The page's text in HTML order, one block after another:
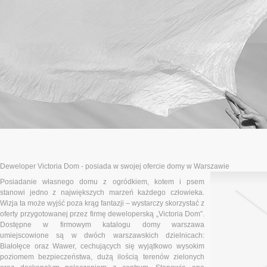
Deweloper Victoria Dom - posiada w swojej ofercie domy w Warszawie
Posiadanie własnego domu z ogródkiem, kotem i psem
stanowi jedno z największych marzeń każdego człowieka.
Wizja ta może wyjść poza krąg fantazji – wystarczy skorzystać z
oferty przygotowanej przez firmę deweloperską „Victoria Dom”.
Dostępne w firmowym katalogu domy warszawa
umiejscowione są w dwóch warszawskich dzielnicach:
Białołęce oraz Wawer, cechujących się wyjątkowo wysokim
poziomem bezpieczeństwa, dużą ilością terenów zielonych